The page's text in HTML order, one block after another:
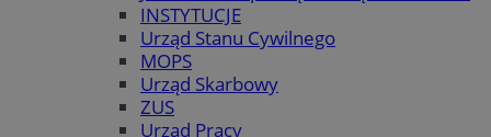
INSTYTUCJE
Urząd Stanu Cywilnego
MOPS
Urząd Skarbowy
ZUS
Urząd Pracy